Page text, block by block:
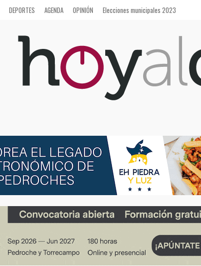
DEPORTES AGENDA OPINIÓN Elecciones municipales 2023